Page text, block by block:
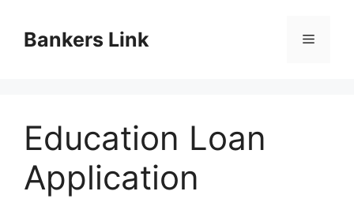
contentBankers Link Menu
Education Loan
Application